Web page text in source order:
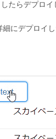
たらデプロイ
にデプロイ